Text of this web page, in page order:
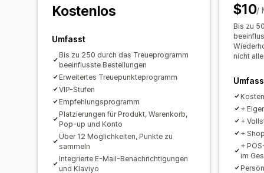
Kostenlos
Umfasst
Bis zu 250 durch das Treueprogramm
beeinflusste Bestellungen
Erweitertes Treuepunkteprogramm
VIP-Stufen
Empfehlungsprogramm
Platzierungen für Produkt, Warenkorb,
Pop-up und Konto
Über 12 Möglichkeiten, Punkte zu
sammeln
Integrierte E-Mail-Benachrichtigungen
und Klaviyo
$10/
Bis zu
nicht
+
+
+
+
im